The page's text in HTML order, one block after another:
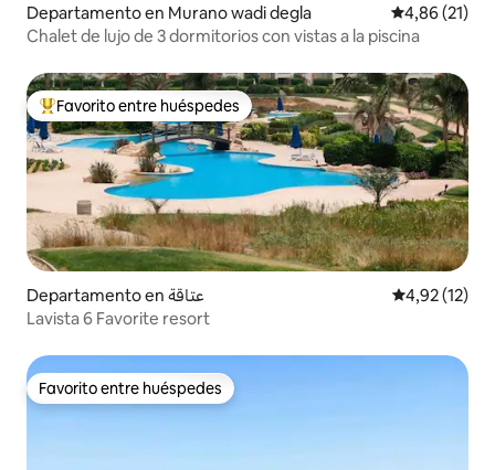
Departamento en Murano wadi degla Calificación
4,86 (21)
Chalet de lujo de 3 dormitorios con vistas a la piscina
Favorito entre los huéspedes más destacados
Favorito entre huéspedes
Departamento en عتاقة Calificación
4,92 (12)
Lavista 6 Favorite resort
Favorito entre huéspedes
Favorito entre huéspedes